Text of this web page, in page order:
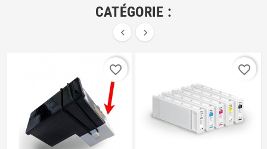
CATÉGORIE :
 
favorite_border favorite_border